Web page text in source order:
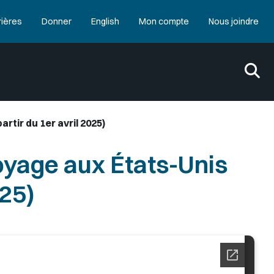
Donner English Mon compte Nous joindre
du 1er avril 2025)
aux États-Unis